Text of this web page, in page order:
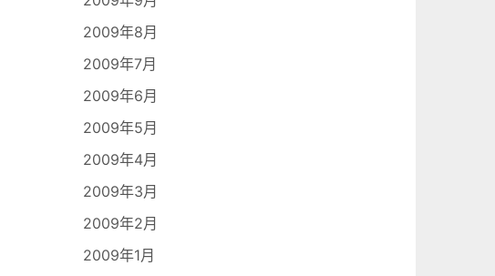
2009年8月
2009年7月
2009年6月
2009年5月
2009年4月
2009年3月
2009年2月
2009年1月